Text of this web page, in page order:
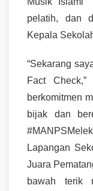
pelatih, dan
Kepala
“Sekarang
Fact
berkomitmen
bijak dan
Lapangan
Juara
bawah terik